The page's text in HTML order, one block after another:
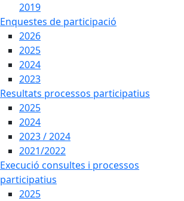
2019
Enquestes de participació
2026
2025
2024
2023
Resultats processos participatius
2025
2024
2023 / 2024
2021/2022
Execució consultes i processos
participatius
2025